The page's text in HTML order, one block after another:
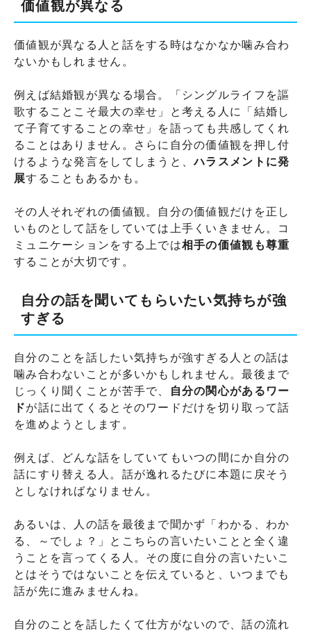
価値観が異なる
価値観が異なる人と話をする時はなかなか噛み合わ
ないかもしれません。
例えば結婚観が異なる場合。「シングルライフを謳
歌することこそ最大の幸せ」と考える人に「結婚し
て子育てすることの幸せ」を語っても共感してくれ
ることはありません。さらに自分の価値観を押し付
けるような発言をしてしまうと、ハラスメントに発
展することもあるかも。
その人それぞれの価値観。自分の価値観だけを正し
いものとして話をしていては上手くいきません。コ
ミュニケーションをする上では相手の価値観も尊重
することが大切です。
自分の話を聞いてもらいたい気持ちが強
すぎる
自分のことを話したい気持ちが強すぎる人との話は
噛み合わないことが多いかもしれません。最後まで
じっくり聞くことが苦手で、
自分の関心があるワー
ドが話に出てくるとそのワードだけを切り取って話
を進めようとします。
例えば、どんな話をしていてもいつの間にか自分の
話にすり替える人。話が逸れるたびに本題に戻そう
としなければなりません。
あるいは、人の話を最後まで聞かず「わかる、わか
る、～でしょ？」とこちらの言いたいことと全く違
うことを言ってくる人。その度に自分の言いたいこ
とはそうではないことを伝えていると、いつまでも
話が先に進みませんね。
自分のことを話したくて仕方がないので、話の流れ